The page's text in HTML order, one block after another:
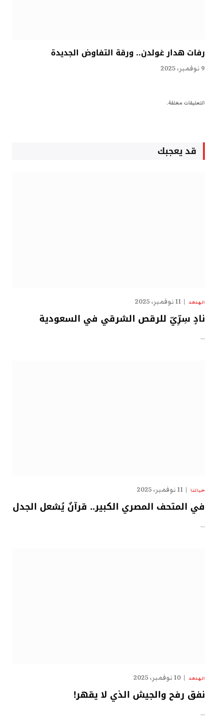
رفات هدار غولدن.. ورقة التفاوض الجديدة
9 نوفمبر، 2025
التعليقات مغلقة.
قد يعجبك
الهدهد 11 نوفمبر، 2025
نادٍ سِرِّيّ للرقص الشرقي في السعودية
…
حياتنا 11 نوفمبر، 2025
في المتحف المصري الكبير.. قرآنٌ يُشعل الجدل
…
الهدهد 10 نوفمبر، 2025
نفق رفح والجيش الذي لا يقهر!
…